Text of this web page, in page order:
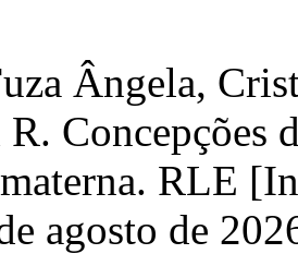
Ângela,
R. Concepções
RLE
agosto de